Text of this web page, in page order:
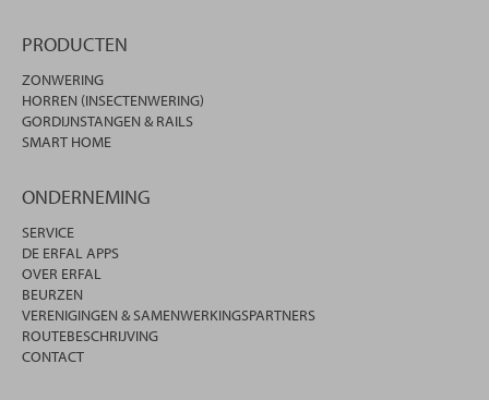
PRODUCTEN
ZONWERING
HORREN (INSECTENWERING)
GORDIJNSTANGEN & RAILS
SMART HOME
ONDERNEMING
SERVICE
DE ERFAL APPS
OVER ERFAL
BEURZEN
VERENIGINGEN & SAMENWERKINGSPARTNERS
ROUTEBESCHRIJVING
CONTACT